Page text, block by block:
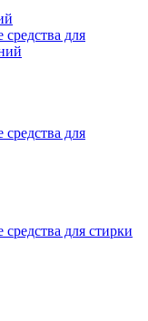
для
для
для стирки